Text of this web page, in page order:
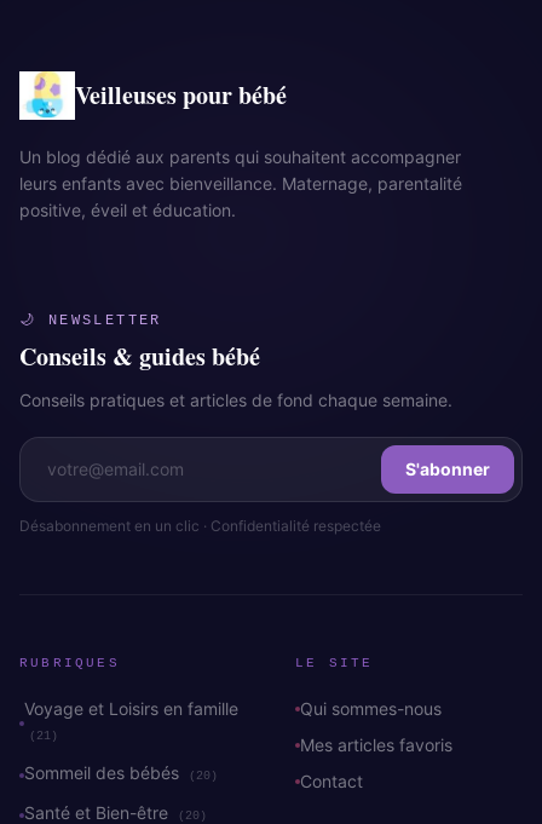
Veilleuses pour bébé
Un blog dédié aux parents qui souhaitent accompagner
leurs enfants avec bienveillance. Maternage, parentalité
positive, éveil et éducation.
🌙 NEWSLETTER
Conseils & guides bébé
Conseils pratiques et articles de fond chaque semaine.
S'abonner
Désabonnement en un clic · Confidentialité respectée
RUBRIQUES
Voyage et Loisirs en famille
(21)
Sommeil des bébés (20)
Santé et Bien-être (20)
LE SITE
Qui sommes-nous
Mes articles favoris
Contact